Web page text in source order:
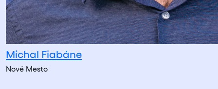
Michal Fiabáne
Nové Mesto